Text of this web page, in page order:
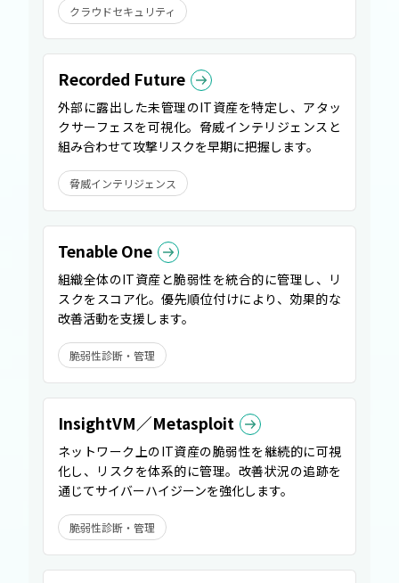
クラウドセキュリティ
Recorded Future
外部に露出した未管理のIT資産を特定し、アタッ
クサーフェスを可視化。脅威インテリジェンスと
組み合わせて攻撃リスクを早期に把握します。
脅威インテリジェンス
Tenable One
組織全体のIT資産と脆弱性を統合的に管理し、リ
スクをスコア化。優先順位付けにより、効果的な
改善活動を支援します。
脆弱性診断・管理
InsightVM／Metasploit
ネットワーク上のIT資産の脆弱性を継続的に可視
化し、リスクを体系的に管理。改善状況の追跡を
通じてサイバーハイジーンを強化します。
脆弱性診断・管理